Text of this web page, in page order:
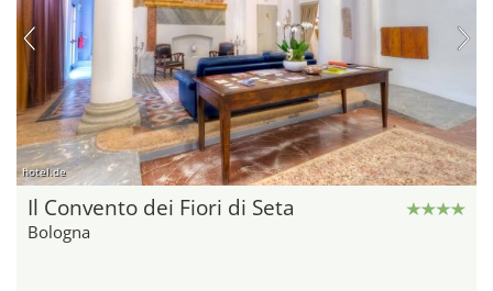
hotel.de
Il Convento dei Fiori di Seta
Bologna